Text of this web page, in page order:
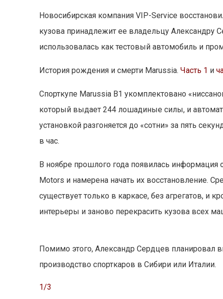
Новосибирская компания VIP-Service
кузова принадлежит ее владельцу Александру
использовалась как тестовый автомобиль и
История рождения и смерти Marussia.Часть 1 и
Спорткупе Marussia B1 укомплектовано
который выдает 244 лошадиные силы, и
установкой разгоняется до «сотни» за пять
в час.
В ноябре прошлого года появилась информация
Motors и намерена начать их восстановление.
существует только в каркасе, без агрегатов, и
интерьеры и заново перекрасить кузова всех
Помимо этого, Александр Сердцев планировал
производство спорткаров в Сибири или Италии.
1/3